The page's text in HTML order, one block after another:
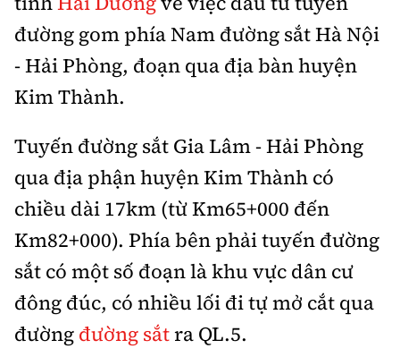
Nhà thầu
Mời thầu - Đấu thầu
Gương sáng giao thông
Âm nhạc
Hậu trường sao
360 độ thể thao
Sản phẩm mới
Tư vấn
Thế giới
Thời sự Quốc tế
Hồ sơ tài liệu
Thế giới giao thông
Thế giới xây dựng
Đi ++
Du lịch
Khám phá
Lối sống
Ẩm thực
Thời sự
Khám phá
Camera giao thông
Câu chuyện giao thông
Giải trí - Thể thao
Cơ quan chủ quản: Bộ Xây dựng
Giấy phép số: 03/GP-BVHTTDL, cấp ngày 1/4/2025.
Tòa soạn: Số 2 Nguyễn Công Hoan, phường Giảng Võ,
đường gom phía Nam đường sắt Hà Nội
- Hải Phòng, đoạn qua địa bàn huyện
Kim Thành.
Tuyến đường sắt Gia Lâm - Hải Phòng
qua địa phận huyện Kim Thành có
chiều dài 17km (từ Km65+000 đến
Km82+000). Phía bên phải tuyến đường
sắt có một số đoạn là khu vực dân cư
đông đúc, có nhiều lối đi tự mở cắt qua
đường đường sắtra QL.5.